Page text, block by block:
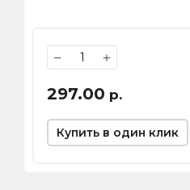
− +
297.00 р.
Купить в один клик